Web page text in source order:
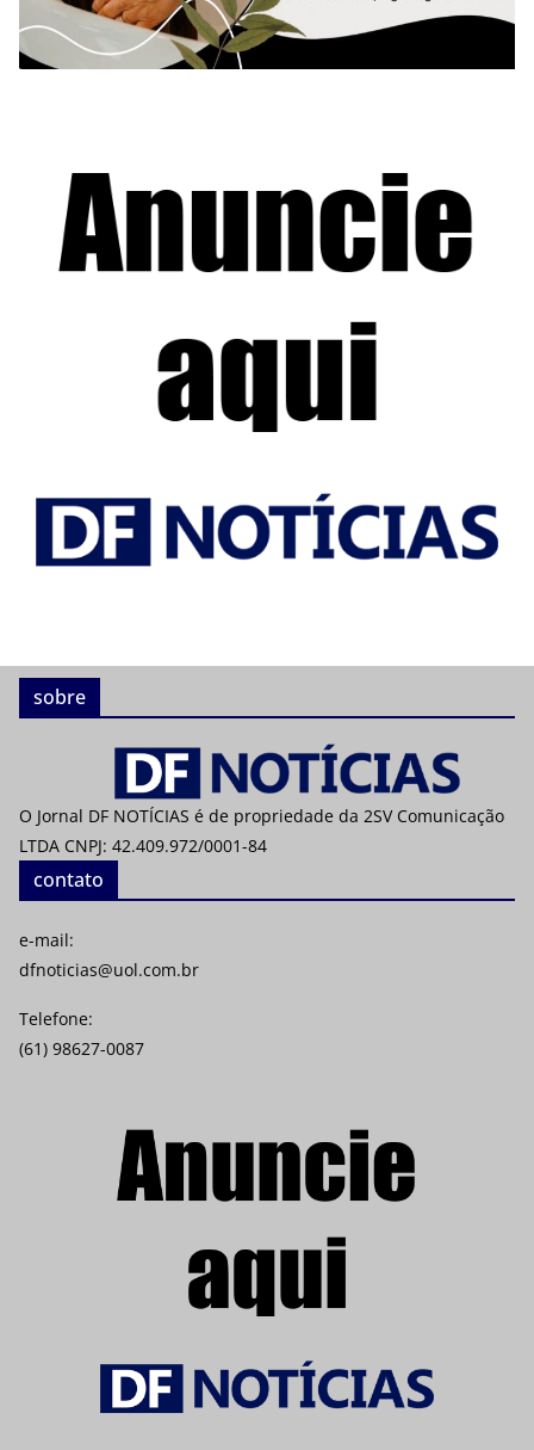
sobre
O Jornal DF NOTÍCIAS é de propriedade da 2SV Comunicação
LTDA CNPJ: 42.409.972/0001-84
contato
e-mail:
dfnoticias@uol.com.br
Telefone:
(61) 98627-0087